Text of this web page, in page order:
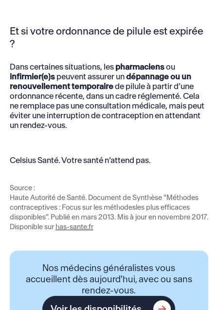
Et si votre ordonnance de pilule est expirée
?
Dans certaines situations, les pharmaciensou
infirmier(e)speuvent assurer undépannage ou un
renouvellement temporairede pilule à partir d’une
ordonnance récente, dans un cadre réglementé. Cela
ne remplace pas une consultation médicale, mais peut
éviter une interruption de contraception en attendant
un rendez-vous.
Celsius Santé. Votre santé n’attend pas.
Source :
Haute Autorité de Santé. Document de Synthèse "Méthodes
contraceptives : Focus sur les méthodesles plus efficaces
disponibles". Publié en mars 2013. Mis à jour en novembre 2017.
Disponible sur has-sante.fr
Nos médecins généralistes vous
accueillent dès aujourd'hui, avec ou sans
rendez-vous.
Voir les disponibilités